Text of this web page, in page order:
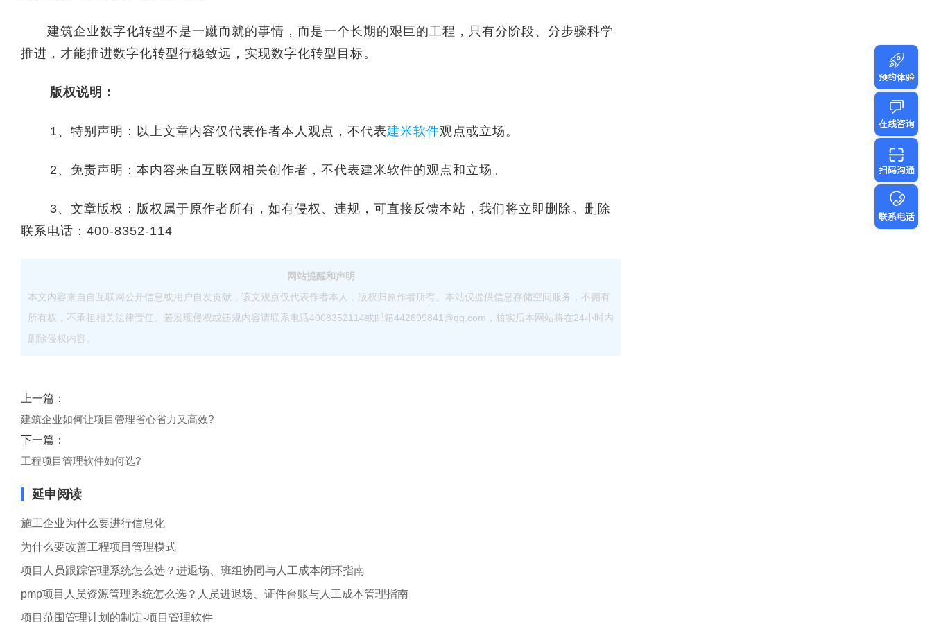
建筑企业数字化转型不是一蹴而就的事情，而是一个长期的艰巨的工程，只有分阶段、分步骤科学
推进，才能推进数字化转型行稳致远，实现数字化转型目标。
版权说明：
1、特别声明：以上文章内容仅代表作者本人观点，不代表建米软件观点或立场。
2、免责声明：本内容来自互联网相关创作者，不代表建米软件的观点和立场。
3、文章版权：版权属于原作者所有，如有侵权、违规，可直接反馈本站，我们将立即删除。删除
联系电话：400-8352-114
网站提醒和声明
本文内容来自自互联网公开信息或用户自发贡献，该文观点仅代表作者本人，版权归原作者所有。本站仅提供信息存储空间服务，不拥有
所有权，不承担相关法律责任。若发现侵权或违规内容请联系电话4008352114或邮箱442699841@qq.com，核实后本网站将在24小时内
删除侵权内容。
上一篇：
建筑企业如何让项目管理省心省力又高效?
下一篇：
工程项目管理软件如何选?
延申阅读
施工企业为什么要进行信息化
为什么要改善工程项目管理模式
项目人员跟踪管理系统怎么选？进退场、班组协同与人工成本闭环指南
pmp项目人员资源管理系统怎么选？人员进退场、证件台账与人工成本管理指南
项目范围管理计划的制定-项目管理软件